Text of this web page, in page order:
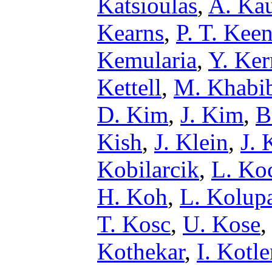
Kearns, P. T.
Kemularia, Y.
Kettell, M.
D. Kim, J. Kim,
Kish, J. Klein, J.
Kobilarcik, L.
H. Koh, L.
T. Kosc, U. Kose,
Kothekar, I.